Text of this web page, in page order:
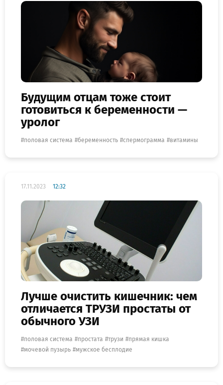
Будущим отцам тоже стоит
готовиться к беременности —
уролог
половая система беременность спермограмма витамины
17.11.2023 12:32
Лучше очистить кишечник: чем
отличается ТРУЗИ простаты от
обычного УЗИ
половая система простата трузи
прямая кишка
мочевой пузырь
мужское бесплодие